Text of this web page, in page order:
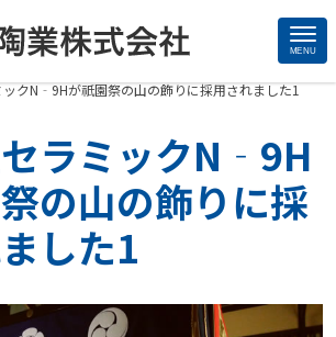
MENU
ックN‐9Hが祇園祭の山の飾りに採用されました1
ラミックN‐9H
の山の飾りに採
した1